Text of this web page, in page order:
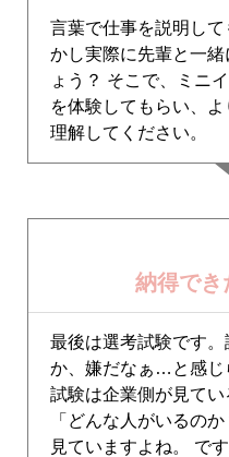
言葉で仕事を説明し
かし実際に先輩と一
ょう？ そこで、ミニ
を体験してもらい、
理解してください。
納得で
最後は選考試験です
か、嫌だなぁ…と感じ
試験は企業側が見て
「どんな人がいるの
見ていますよね。 で